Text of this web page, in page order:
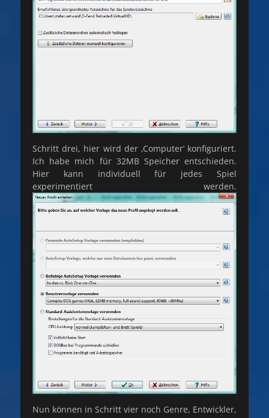
Schritt drei, hier wird der ‚Computer‘ konfiguriert.
Ich habe mich für 32MB Speicher entschieden.
Hier kann individuell für jedes Spiel
experimentiert werden.
Nun können in Schritt vier noch Genre, Entwickler,